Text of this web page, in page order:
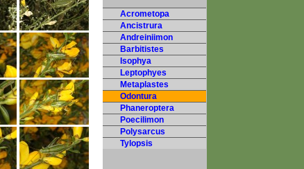
Acrometopa
Ancistrura
Andreiniimon
Barbitistes
Isophya
Leptophyes
Metaplastes
Odontura
Phaneroptera
Poecilimon
Polysarcus
Tylopsis